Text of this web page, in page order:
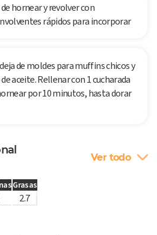
hornear y revolver con
rápidos para incorporar
de moldes para muffins chicos y
aceite. Rellenar con 1 cucharada
por 10 minutos, hasta dorar
Ver todo
Grasas
2.7